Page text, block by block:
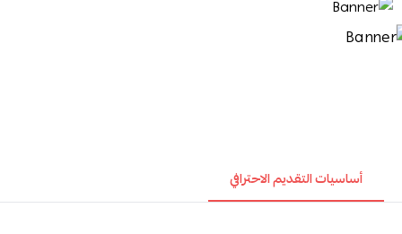
أساسيات التقديم الاحترافي